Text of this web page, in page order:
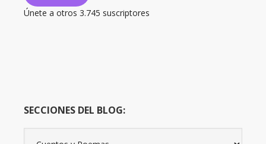
Únete a otros 3.745 suscriptores
SECCIONES DEL BLOG: